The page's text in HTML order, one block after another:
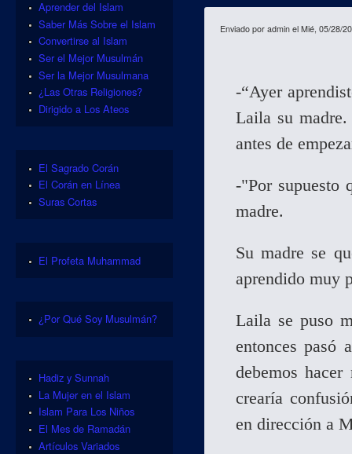
Enviado por adminel Mié, 05/28/
-“Ayer
Laila su
antes de
-"Por supuesto
madre.
Su madre se
aprendido muy
Laila se puso
entonces pasó
debemos
crearía
en dirección a
Aprender del Islam
Saber Más Sobre el Islam
Convertirse al Islam
Ser el Mejor Musulmán
Ser la Mejor Musulmana
¿Las Otras Religiones?
Dirigido a Los Ateos
El Sagrado Corán
El Corán en Línea
Suras Cortas
El Profeta Muhammad
¿Por Qué Soy Musulmán?
Hadiz y Sunnah
La Mujer en el Islam
Islam Para Los Niños
El Mes de Ramadán
Artículos Variados